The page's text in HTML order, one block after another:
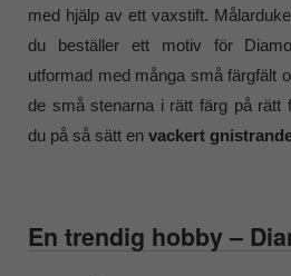
med hjälp av ett vaxstift.
du beställer ett motiv för
utformad med många små färgfält
de små stenarna i rätt färg på rätt
du på så sätt envackert
En trendig hobby –